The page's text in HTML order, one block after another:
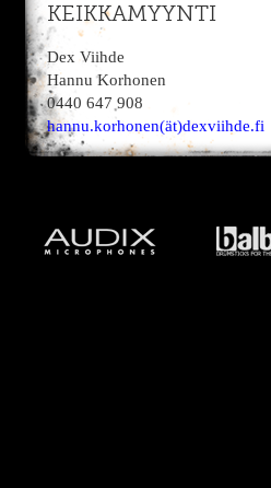
KEIKKAMYYNTI
Dex Viihde
Hannu Korhonen
0440 647 908
hannu.korhonen(ät)dexviihde.fi